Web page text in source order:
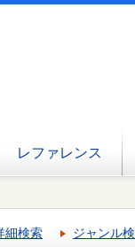
レファレンス
細検索 ジャンル